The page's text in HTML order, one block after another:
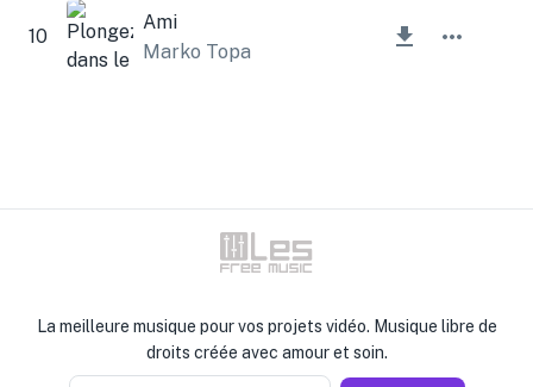
10
Ami
Marko Topa
La meilleure musique pour vos projets vidéo. Musique libre de
droits créée avec amour et soin.